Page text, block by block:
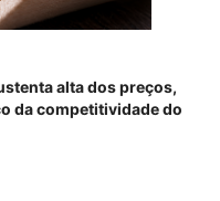
alta dos preços,
da competitividade do